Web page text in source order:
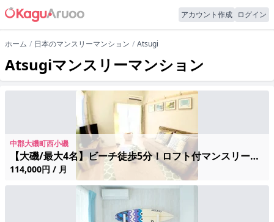
アカウント作成 ログイン
ホーム 日本のマンスリーマンション Atsugi
Atsugiマンスリーマンション
中郡大磯町西小磯
【大磯/最大4名】ビーチ徒歩5分！ロフト付マンスリーアパート/先着レンタル自転車有/2-4
114,000円 / 月